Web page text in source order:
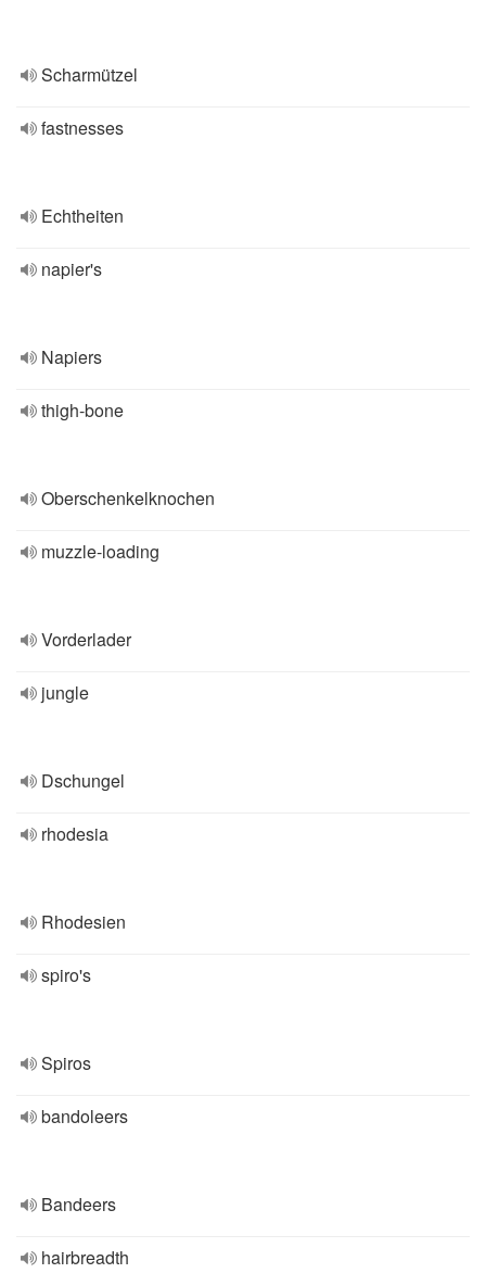
Scharmützel
fastnesses
Echtheiten
napier's
Napiers
thigh-bone
Oberschenkelknochen
muzzle-loading
Vorderlader
jungle
Dschungel
rhodesia
Rhodesien
spiro's
Spiros
bandoleers
Bandeers
hairbreadth